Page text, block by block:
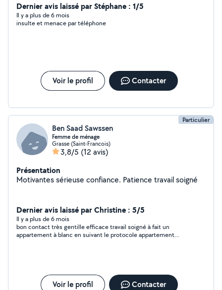
sérieuse motivée et discrète a l'entretien de votre
maison
Dernier avis laissé par Stéphane : 1/5
Il y a plus de 6 mois
insulte et menace par téléphone
Voir le profil Contacter
Particulier
Ben Saad Sawssen
Femme de ménage
Grasse (Saint-Francois)
3,8/5 (12 avis)
Présentation
Motivantes sérieuse confiance. Patience travail soigné
Dernier avis laissé par Christine : 5/5
Il y a plus de 6 mois
bon contact très gentille efficace travail soigné à fait un
appartement à blanc en suivant le protocole appartement
Voir le profil Contacter